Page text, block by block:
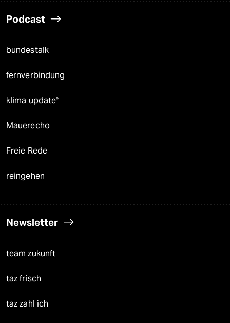
Podcast
bundestalk
fernverbindung
klima update°
Mauerecho
Freie Rede
reingehen
Newsletter
team zukunft
taz frisch
taz zahl ich